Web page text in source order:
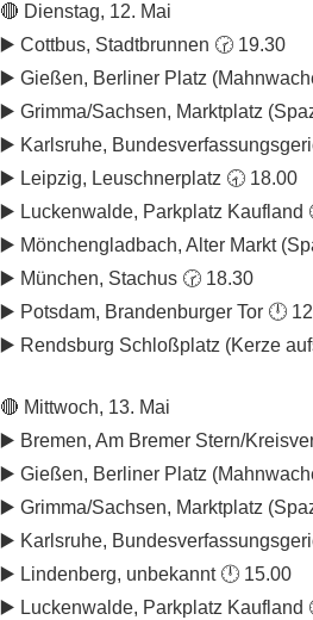
🔴 Dienstag, 12. Mai
▶️ Cottbus, Stadtbrunnen 🕝 19.30
▶️ Gießen, Berliner Platz
▶️ Grimma/Sachsen, Marktplatz
▶️ Karlsruhe,
▶️ Leipzig, Leuschnerplatz 🕣 18.00
▶️ Luckenwalde, Parkplatz Kaufland
▶️ Mönchengladbach, Alter Markt
▶️ München, Stachus 🕝 18.30
▶️ Potsdam, Brandenburger Tor 🕛
▶️ Rendsburg Schloßplatz (Kerze
🔴 Mittwoch, 13. Mai
▶️ Bremen, Am Bremer Stern/
▶️ Gießen, Berliner Platz
▶️ Grimma/Sachsen, Marktplatz
▶️ Karlsruhe,
▶️ Lindenberg, unbekannt 🕛 15.00
▶️ Luckenwalde, Parkplatz Kaufland